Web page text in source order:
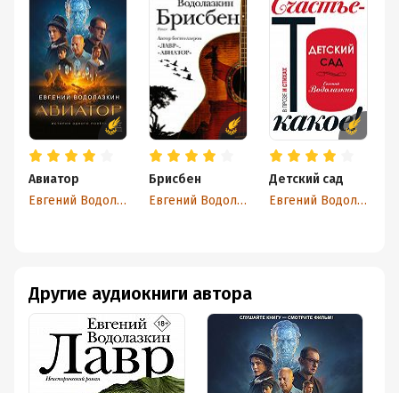
Авиатор
Евгений Водолазкин
Брисбен
Евгений Водолазкин
Детский сад
Евгений Водолазкин
Другие аудиокниги автора